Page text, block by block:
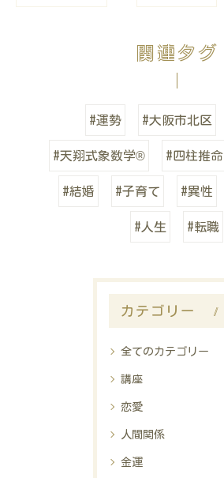
関連タグ
#運勢 #大阪市北区
#天翔式象数学® #四柱推命
#結婚 #子育て #異性
#人生 #転職
カテゴリー
全てのカテゴリー
講座
恋愛
人間関係
金運